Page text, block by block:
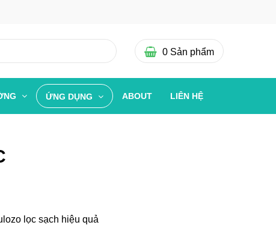
lọc sạch hiệu quả
0 Sản phẩm
ỨNG DỤNG ABOUT LIÊN HỆ